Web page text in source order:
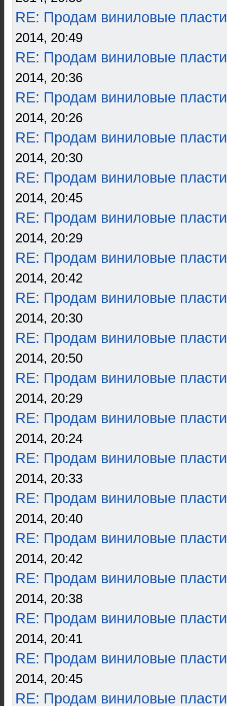
RE: Продам виниловые
2014, 20:49
RE: Продам виниловые
2014, 20:36
RE: Продам виниловые
2014, 20:26
RE: Продам виниловые
2014, 20:30
RE: Продам виниловые
2014, 20:45
RE: Продам виниловые
2014, 20:29
RE: Продам виниловые
2014, 20:42
RE: Продам виниловые
2014, 20:30
RE: Продам виниловые
2014, 20:50
RE: Продам виниловые
2014, 20:29
RE: Продам виниловые
2014, 20:24
RE: Продам виниловые
2014, 20:33
RE: Продам виниловые
2014, 20:40
RE: Продам виниловые
2014, 20:42
RE: Продам виниловые
2014, 20:38
RE: Продам виниловые
2014, 20:41
RE: Продам виниловые
2014, 20:45
RE: Продам виниловые